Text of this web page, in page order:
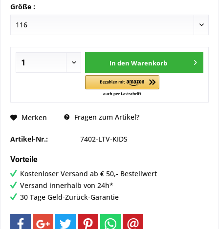
Größe :
In den Warenkorb
Merken Fragen zum Artikel?
Artikel-Nr.: 7402-LTV-KIDS
Vorteile
Kostenloser Versand ab € 50,- Bestellwert
Versand innerhalb von 24h*
30 Tage Geld-Zurück-Garantie